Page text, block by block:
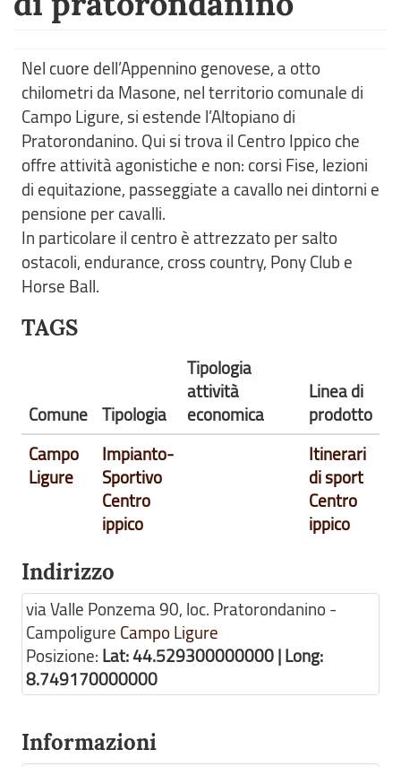
Nel cuore dell’Appennino genovese, a otto
chilometri da Masone, nel territorio comunale di
Campo Ligure, si estende l’Altopiano di
Pratorondanino. Qui si trova il Centro Ippico che
offre attività agonistiche e non: corsi Fise, lezioni
di equitazione, passeggiate a cavallo nei dintorni e
pensione per cavalli.
In particolare il centro è attrezzato per salto
ostacoli, endurance, cross country, Pony Club e
Horse Ball.
TAGS
Comune Tipologia
Tipologia
attività
economica
Linea di
prodotto
Campo
Ligure
Impianto-
Sportivo
Centro
ippico
Itinerari
di sport
Centro
ippico
Indirizzo
via Valle Ponzema 90, loc. Pratorondanino -
Campoligure Campo Ligure
Posizione: Lat: 44.529300000000 | Long:
8.749170000000
Informazioni